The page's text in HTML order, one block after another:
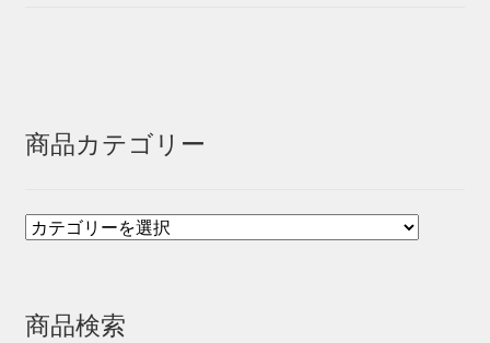
商品カテゴリー
商品検索